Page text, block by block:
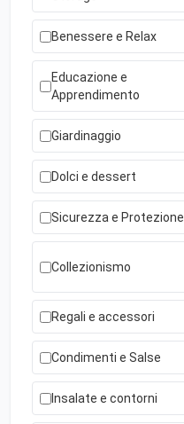
Benessere e Relax
Educazione e
Apprendimento
Giardinaggio
Dolci e dessert
Sicurezza e Protezione
Collezionismo
Regali e accessori
Condimenti e Salse
Insalate e contorni